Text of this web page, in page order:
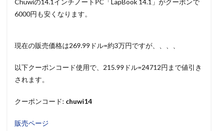
Chuwiの14.1インチノートPC「LapBook 14.1」がクーポンで
6000円も安くなります。
現在の販売価格は269.99ドル=約3万円ですが、、、、
以下クーポンコード使用で、215.99ドル=24712円まで値引き
されます。
クーポンコード: chuwi14
販売ページ